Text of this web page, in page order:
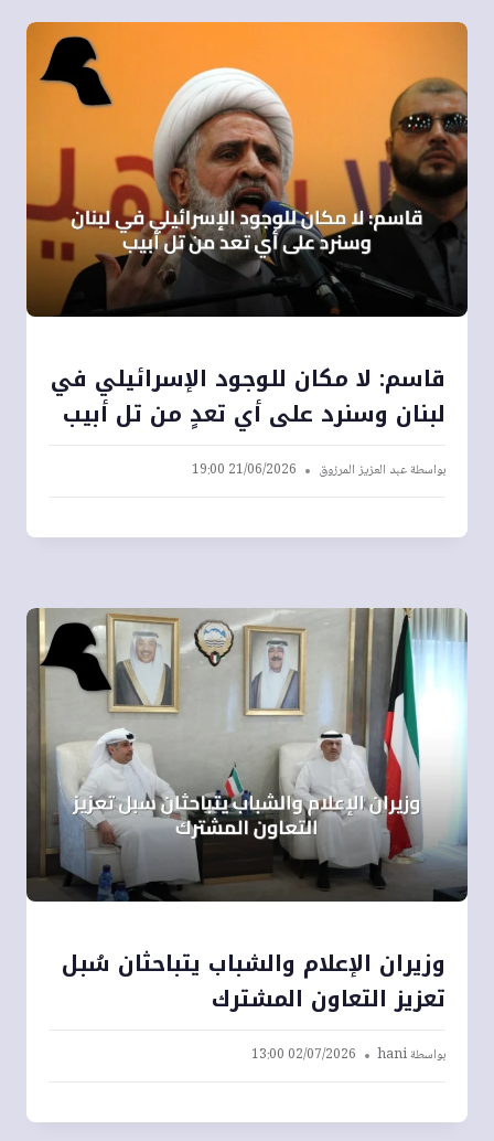
قاسم: لا مكان للوجود الإسرائيلي في
لبنان وسنرد على أي تعدٍ من تل أبيب
بواسطةعبد العزيز المرزوق 21/06/2026 19:00
وزيران الإعلام والشباب يتباحثان سُبل
تعزيز التعاون المشترك
بواسطةhani
02/07/2026 13:00